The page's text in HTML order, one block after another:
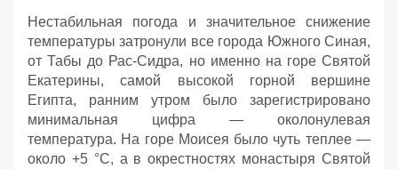
Нестабильная погода и значительное снижение
температуры затронули все города Южного Синая,
от Табы до Рас-Сидра, но именно на горе Святой
Екатерины, самой высокой горной вершине
Египта, ранним утром было зарегистрировано
минимальная цифра — околонулевая
температура. На горе Моисея было чуть теплее —
около +5 °C, а в окрестностях монастыря Святой